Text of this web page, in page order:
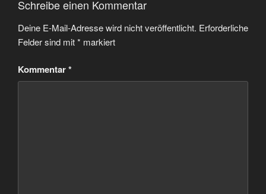
Schreibe einen Kommentar
Deine E-Mail-Adresse wird nicht veröffentlicht. Erforderliche
Felder sind mit* markiert
Kommentar*